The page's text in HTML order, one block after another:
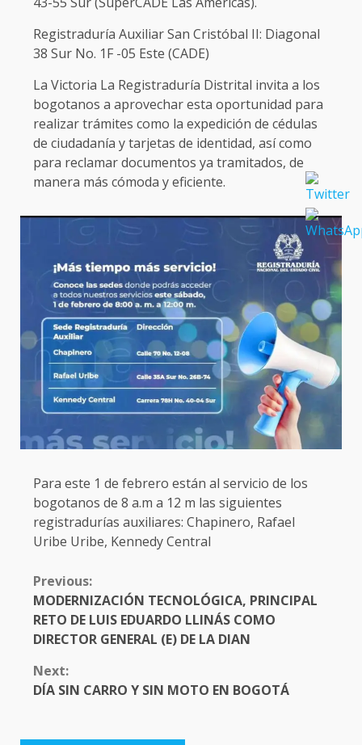
Registraduría Auxiliar San Cristóbal II: Diagonal
38 Sur No. 1F -05 Este (CADE)
La Victoria La Registraduría Distrital invita a los
bogotanos a aprovechar esta oportunidad para
realizar trámites como la expedición de cédulas
de ciudadanía y tarjetas de identidad, así como
para reclamar documentos ya tramitados, de
manera más cómoda y eficiente.
Para este 1 de febrero están al servicio de los
bogotanos de 8 a.m a 12 m las siguientes
registradurías auxiliares: Chapinero, Rafael
Uribe Uribe, Kennedy Central
CONTINUE
READING
Previous:
MODERNIZACIÓN TECNOLÓGICA, PRINCIPAL
RETO DE LUIS EDUARDO LLINÁS COMO
DIRECTOR GENERAL (E) DE LA DIAN
Next:
DÍA SIN CARRO Y SIN MOTO EN BOGOTÁ